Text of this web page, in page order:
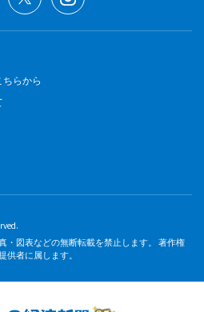
らから
・図表などの無断転載を禁止します。 著作権
供者に属します。